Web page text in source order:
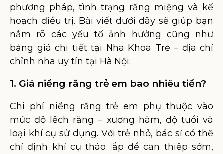
phương pháp, tình trạng răng miệng và kế
hoạch điều trị. Bài viết dưới đây sẽ giúp bạn
nắm rõ các yếu tố ảnh hưởng cũng như
bảng giá chi tiết tại Nha Khoa Trẻ – địa chỉ
chỉnh nha uy tín tại Hà Nội.
1. Giá niềng răng trẻ em bao nhiêu tiền?
Chi phí niềng răng trẻ em phụ thuộc vào
mức độ lệch răng – xương hàm, độ tuổi và
loại khí cụ sử dụng. Với trẻ nhỏ, bác sĩ có thể
chỉ định khí cụ tháo lắp để can thiệp sớm,